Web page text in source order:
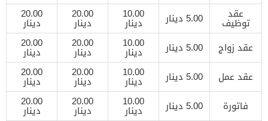
عقد
توظيف 5.00 دينار 10.00
دينار
20.00
دينار
20.00
دينار
عقد زواج
5.00 دينار 10.00
دينار
20.00
دينار
20.00
دينار
عقد عمل
5.00 دينار 10.00
دينار
20.00
دينار
20.00
دينار
فاتورة
5.00 دينار 10.00
دينار
20.00
دينار
20.00
دينار